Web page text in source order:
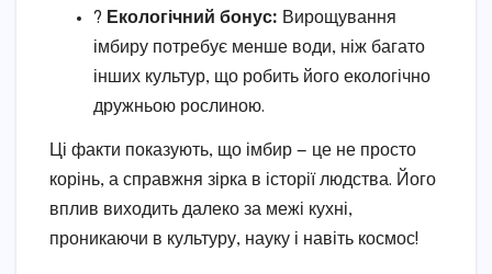
? Екологічний бонус: Вирощування
імбиру потребує менше води, ніж багато
інших культур, що робить його екологічно
дружньою рослиною.
Ці факти показують, що імбир — це не просто
корінь, а справжня зірка в історії людства. Його
вплив виходить далеко за межі кухні,
проникаючи в культуру, науку і навіть космос!